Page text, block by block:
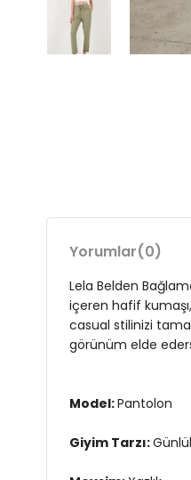
Yorumlar(0)
Lela Belden
içeren hafif
casual stilinizi
görünüm elde
Model:Pantolon
Giyim Tarzı: